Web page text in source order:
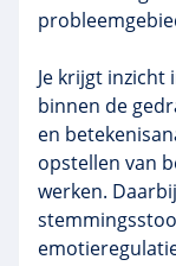
Je krijgt
binnen de
en
opstellen van
werken.